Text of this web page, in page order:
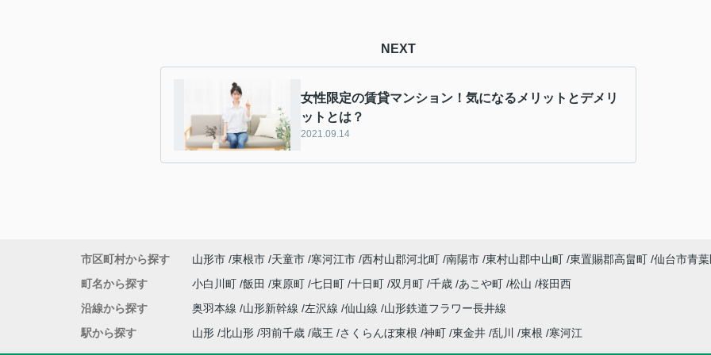
NEXT
女性限定の賃貸マンション！気になるメリットとデメリ
ットとは？
2021.09.14
市区町村から探す 山形市 東根市 天童市 寒河江市 西村山郡河北町 南陽市 東村山郡中山町 東置賜郡高畠町 仙台市青
町名から探す
小白川町 飯田 東原町 七日町 十日町 双月町 千歳 あこや町 松山 桜田西
沿線から探す
奥羽本線 山形新幹線 左沢線 仙山線
山形鉄道フラワー長井線
駅から探す
山形 北山形 羽前千歳 蔵王 さくらんぼ東根 神町 東金井 乱川 東根 寒河江